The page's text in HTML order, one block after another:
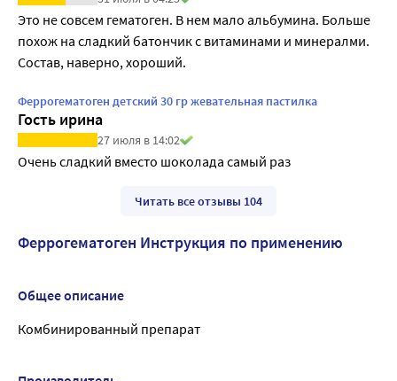
Это не совсем гематоген. В нем мало альбумина. Больше
похож на сладкий батончик с витаминами и минералми.
Состав, наверно, хороший.
Феррогематоген детский 30 гр жевательная пастилка
Гость ирина
27 июля в 14:02
Очень сладкий вместо шоколада самый раз
Читать все отзывы 104
Феррогематоген Инструкция по применению
Общее описание
Комбинированный препарат